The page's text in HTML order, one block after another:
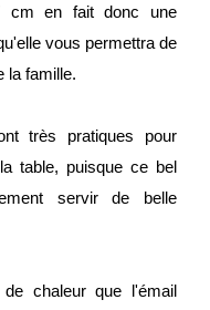
cm en fait donc une
vous permettra de
la famille.
très pratiques pour
table, puisque ce bel
servir de belle
chaleur que l'émail